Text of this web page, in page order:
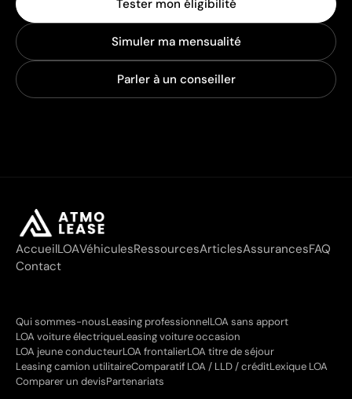
Tester mon éligibilité
Simuler ma mensualité
Parler à un conseiller
AccueilLOAVéhiculesRessourcesArticlesAssurancesFAQ
Contact
Qui sommes-nousLeasing professionnelLOA sans apport
LOA voiture électriqueLeasing voiture occasion
LOA jeune conducteurLOA frontalierLOA titre de séjour
Leasing camion utilitaireComparatif LOA / LLD / créditLexique LOA
Comparer un devisPartenariats